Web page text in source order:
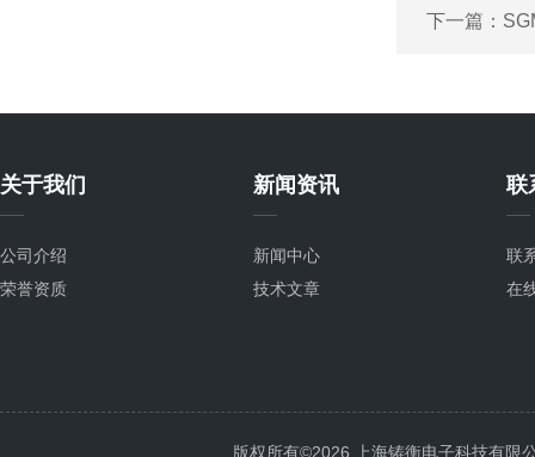
下一篇：
关于我们
公司介绍
荣誉资质
新闻资讯
新闻中心
技术文章
联
联
在
版权所有©2026 上海铸衡电子科技有